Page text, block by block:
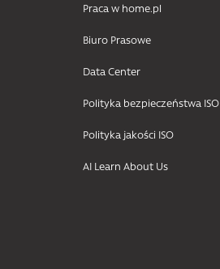
Praca w home.pl
Biuro Prasowe
Data Center
Polityka bezpieczeństwa ISO
Polityka jakości ISO
AI Learn About Us